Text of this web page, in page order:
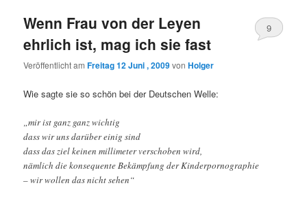
Wenn Frau von der Leyen
ehrlich ist, mag ich sie fast
Veröffentlicht amFreitag 12 Juni , 2009vonHolger
9
Wie sagte sie so schön bei der Deutschen Welle:
„mir ist ganz ganz wichtig
dass wir uns darüber einig sind
dass das ziel keinen millimeter verschoben wird,
nämlich die konsequente Bekämpfung der Kinderpornographie
– wir wollen das nicht sehen“